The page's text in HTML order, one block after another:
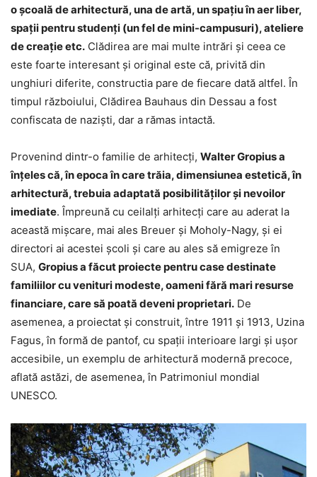
o şcoală de arhitectură, una de artă, un spaţiu în aer liber,
spaţii pentru studenţi (un fel de mini-campusuri), ateliere
de creaţie etc. Clădirea are mai multe intrări şi ceea ce
este foarte interesant şi original este că, privită din
unghiuri diferite, constructia pare de fiecare dată altfel. În
timpul războiului, Clădirea Bauhaus din Dessau a fost
confiscata de nazişti, dar a rămas intactă.
Provenind dintr-o familie de arhitecţi, Walter Gropius a
înţeles că, în epoca în care trăia, dimensiunea estetică, în
arhitectură, trebuia adaptată posibilităţilor şi nevoilor
imediate. Împreună cu ceilalţi arhitecţi care au aderat la
această mişcare, mai ales Breuer şi Moholy-Nagy, şi ei
directori ai acestei şcoli şi care au ales să emigreze în
SUA, Gropius a făcut proiecte pentru case destinate
familiilor cu venituri modeste, oameni fără mari resurse
financiare, care să poată deveni proprietari. De
asemenea, a proiectat şi construit, între 1911 şi 1913, Uzina
Fagus, în formă de pantof, cu spaţii interioare largi şi uşor
accesibile, un exemplu de arhitectură modernă precoce,
aflată astăzi, de asemenea, în Patrimoniul mondial
UNESCO.